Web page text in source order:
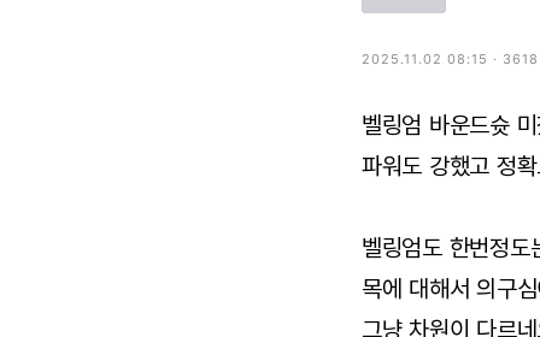
2025.11.02 08:15 · 3618
벨링엄 바운드슛
파워도 강했고 정
벨링엄도 한번정
목에 대해서 의구
그냥 차원이 다르